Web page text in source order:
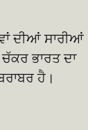
ਦੀਆਂ ਸਾਰੀਆਂ
ਭਾਰਤ ਦਾ
ਹੈ।